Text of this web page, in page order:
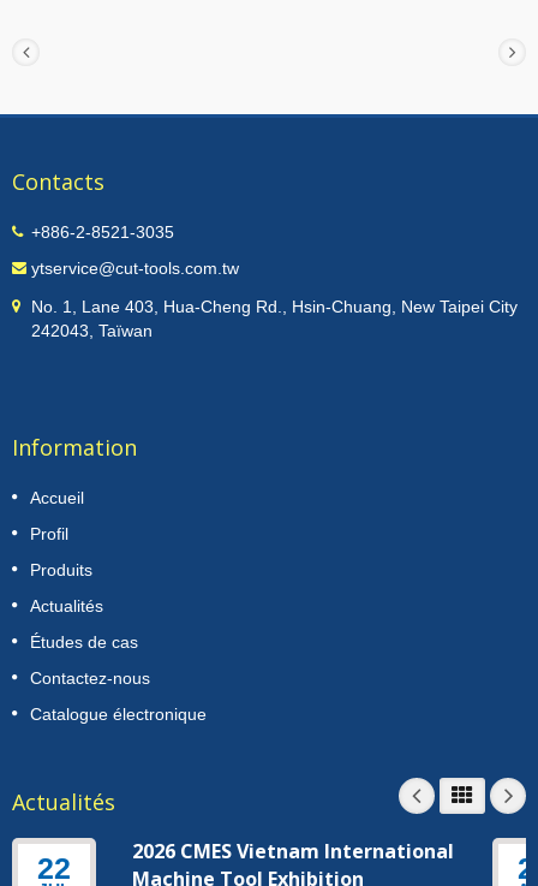
Contacts
+886-2-8521-3035
ytservice@cut-tools.com.tw
No. 1, Lane 403, Hua-Cheng Rd., Hsin-Chuang, New Taipei City
242043, Taïwan
Information
Accueil
Profil
Produits
Actualités
Études de cas
Contactez-nous
Catalogue électronique
Actualités
22
2026 CMES Vietnam International
Machine Tool Exhibition